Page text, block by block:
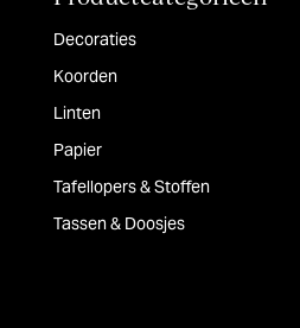
Decoraties
Koorden
Linten
Papier
Tafellopers & Stoffen
Tassen & Doosjes